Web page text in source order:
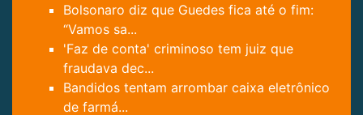
Bolsonaro diz que Guedes fica até o fim:
“Vamos sa...
'Faz de conta' criminoso tem juiz que
fraudava dec...
Bandidos tentam arrombar caixa eletrônico
de farmá...